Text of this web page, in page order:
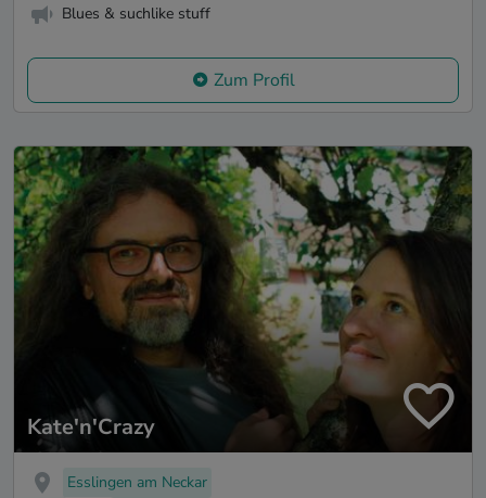
Blues & suchlike stuff
Zum Profil
Kate'n'Crazy
Esslingen am Neckar